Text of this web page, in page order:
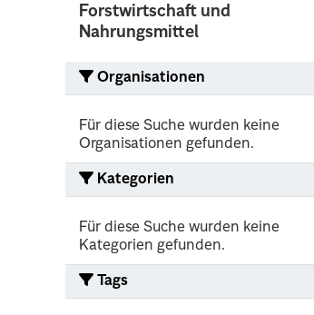
Forstwirtschaft und
Nahrungsmittel
Organisationen
Für diese Suche wurden keine
Organisationen gefunden.
Kategorien
Für diese Suche wurden keine
Kategorien gefunden.
Tags